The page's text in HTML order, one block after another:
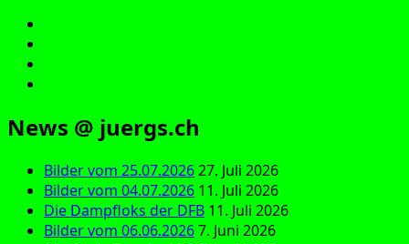
News @ juergs.ch
Bilder vom 25.07.202627. Juli 2026
Bilder vom 04.07.2026 11. Juli 2026
Die Dampfloks der DFB 11. Juli 2026
Bilder vom 06.06.20267. Juni 2026